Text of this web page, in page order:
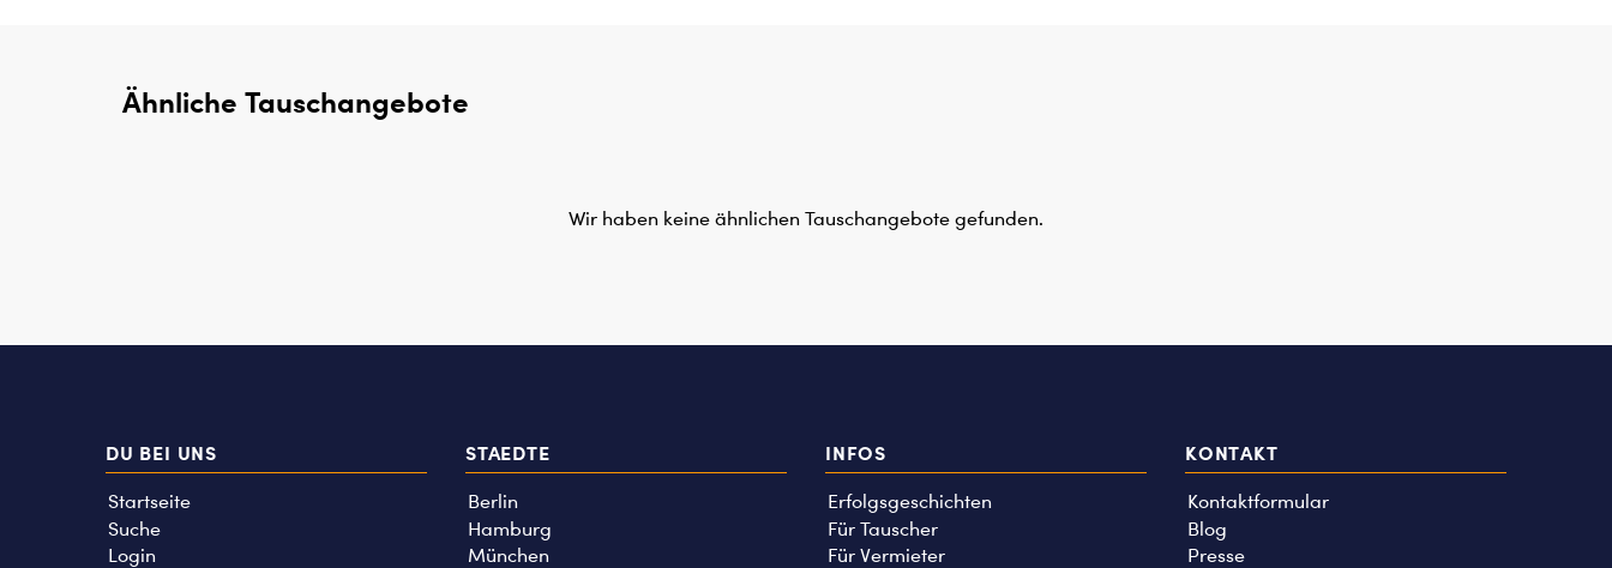
Ähnliche Tauschangebote
Wir haben keine ähnlichen Tauschangebote gefunden.
DU BEI UNS
Startseite
Suche
Login
STAEDTE
Berlin
Hamburg
München
INFOS
Erfolgsgeschichten
Für Tauscher
Für Vermieter
KONTAKT
Kontaktformular
Blog
Presse